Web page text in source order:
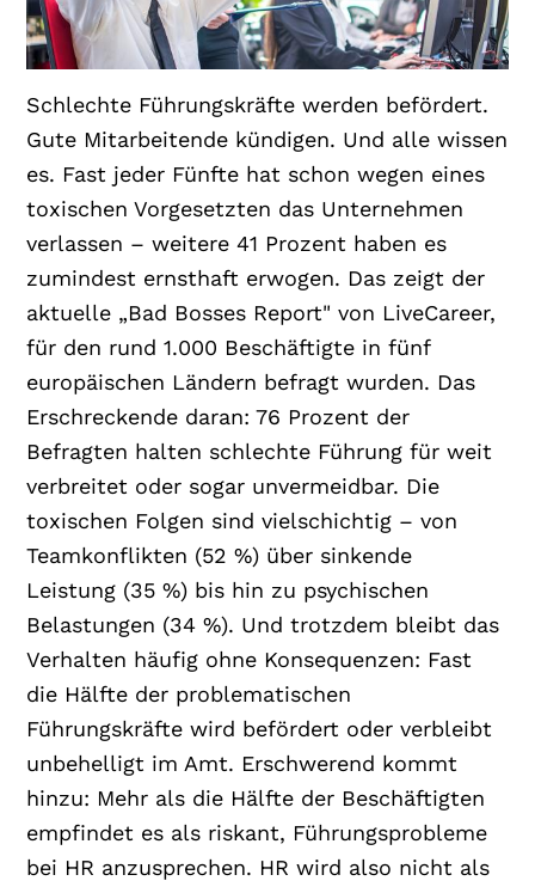
Schlechte Führungskräfte werden befördert.
Gute Mitarbeitende kündigen. Und alle wissen
es. Fast jeder Fünfte hat schon wegen eines
toxischen Vorgesetzten das Unternehmen
verlassen – weitere 41 Prozent haben es
zumindest ernsthaft erwogen. Das zeigt der
aktuelle „Bad Bosses Report" von LiveCareer,
für den rund 1.000 Beschäftigte in fünf
europäischen Ländern befragt wurden. Das
Erschreckende daran: 76 Prozent der
Befragten halten schlechte Führung für weit
verbreitet oder sogar unvermeidbar. Die
toxischen Folgen sind vielschichtig – von
Teamkonflikten (52 %) über sinkende
Leistung (35 %) bis hin zu psychischen
Belastungen (34 %). Und trotzdem bleibt das
Verhalten häufig ohne Konsequenzen: Fast
die Hälfte der problematischen
Führungskräfte wird befördert oder verbleibt
unbehelligt im Amt. Erschwerend kommt
hinzu: Mehr als die Hälfte der Beschäftigten
empfindet es als riskant, Führungsprobleme
bei HR anzusprechen. HR wird also nicht als